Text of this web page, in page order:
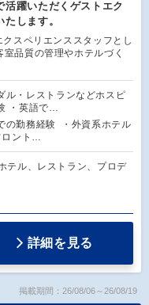
活躍いただくゲストエク
します。
スペリエンススタッフとし
品質の管理やホテルづく
ル・レストランなどホスピ
・英語で…
の勤務経験 ・外資系ホテル
ロント…
テル、レストラン、プロデ
詳細を見る
掲載期間：26/08/06～26/08/19